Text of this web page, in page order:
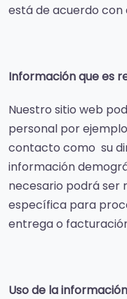
está de acuerdo con
Información que es
Nuestro sitio web
personal por
contacto como su
información
necesario podrá ser
específica para
entrega o
Uso de la